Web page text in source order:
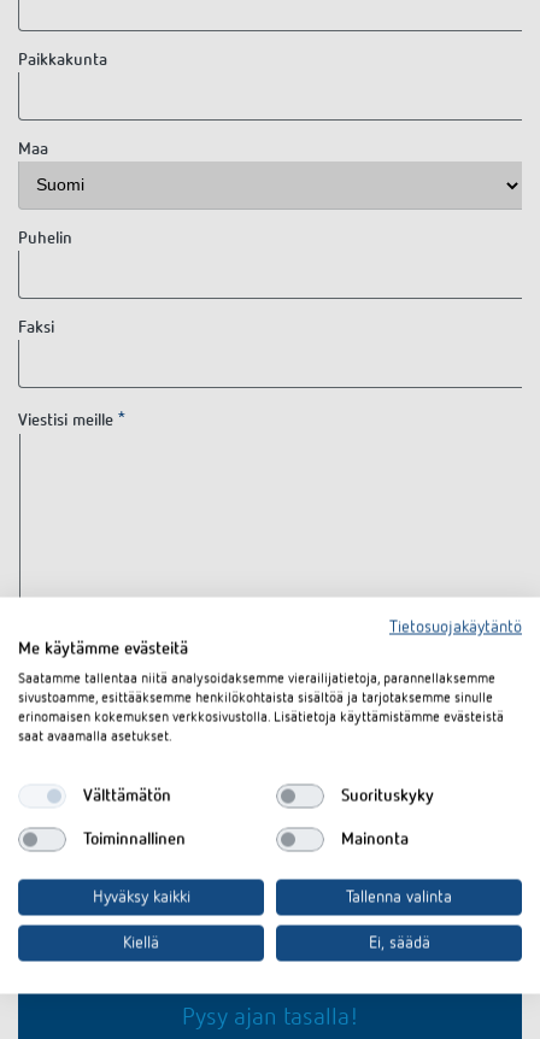
Paikkakunta
Maa
Puhelin
Faksi
Viestisi meille
Oletko kiinnostunut
tuoteinnovaatioistamme?
Pysy ajan tasalla!
Tietosuojakäytäntö
Me käytämme evästeitä
Saatamme tallentaa niitä analysoidaksemme vierailijatietoja, parannellaksemme
sivustoamme, esittääksemme henkilökohtaista sisältöä ja tarjotaksemme sinulle
erinomaisen kokemuksen verkkosivustolla. Lisätietoja käyttämistämme evästeistä
saat avaamalla asetukset.
Välttämätön Suorituskyky
Toiminnallinen Mainonta
Hyväksy kaikki Tallenna valinta
Kiellä Ei, säädä